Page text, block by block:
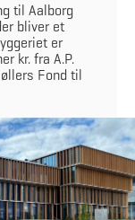
til Aalborg
bliver et
er
kr. fra A.P.
Fond til